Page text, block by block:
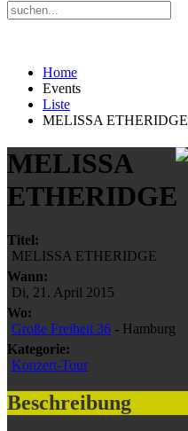
Home
Events
Liste
MELISSA ETHERIDGE
MELISSA
ETHERIDGE
Titel:
MELISSA ETHERIDGE
Wann:
Di, 21. April 2015
Wo:
Große Freiheit 36 - Hamburg
Kategorie:
Konzert-Tour
Beschreibung